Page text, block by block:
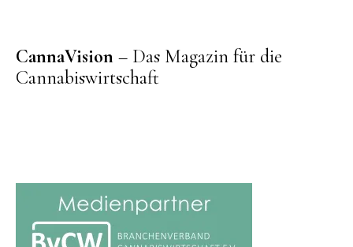
CannaVision – Das Magazin für die
Cannabiswirtschaft